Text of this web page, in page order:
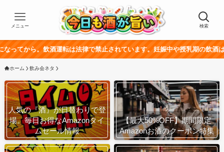
検索
メニュー
飲酒運転は法律で禁止されています。妊娠中や授乳期の飲酒は、胎児・乳
ホーム 飲み会ネタ
人気の『酒』が日替わりで登
場。毎日お得なAmazonタイ
ムセール情報
【最大50%OFF】期間限定
Amazonお酒のクーポン特集